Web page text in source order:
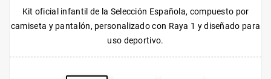
Kit oficial infantil de la Selección Española, compuesto por
camiseta y pantalón, personalizado con Raya 1 y diseñado para
uso deportivo.